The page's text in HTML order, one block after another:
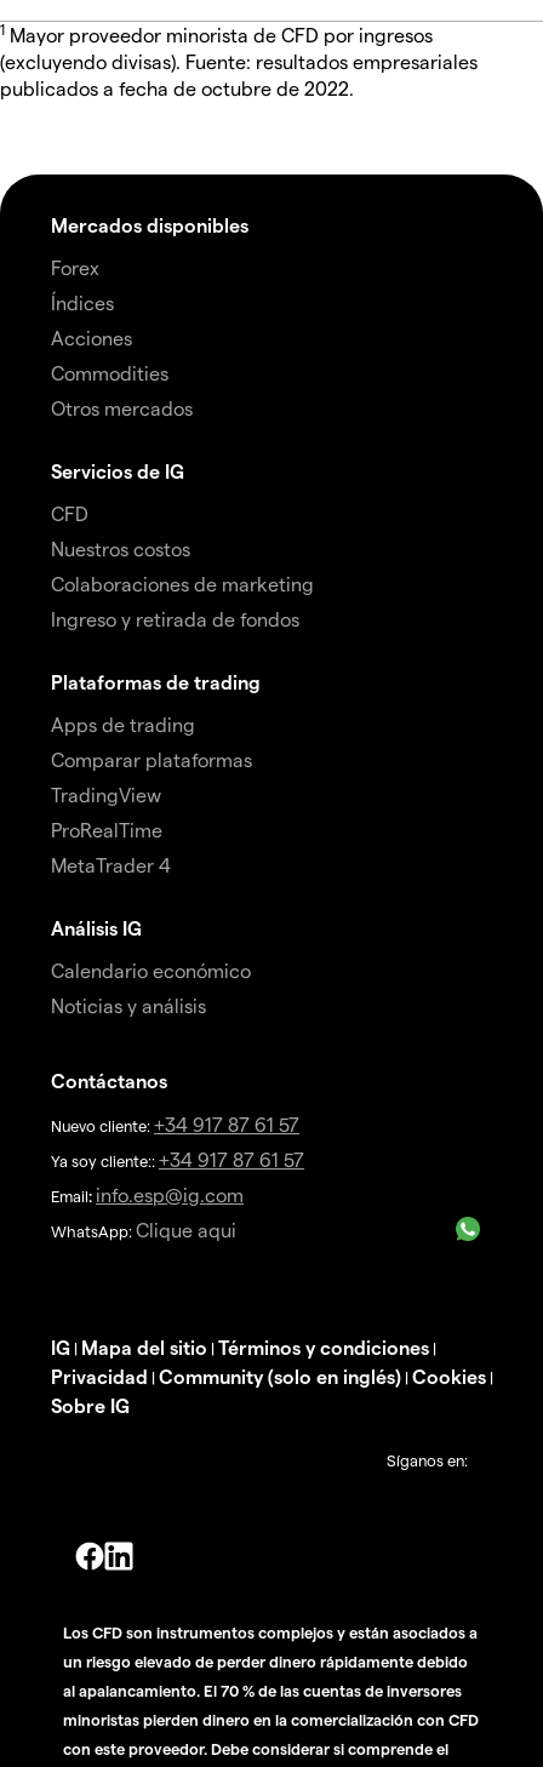
1 Mayor proveedor minorista de CFD por ingresos
(excluyendo divisas). Fuente: resultados empresariales
publicados a fecha de octubre de 2022.
Mercados disponibles
Forex
Índices
Acciones
Commodities
Otros mercados
Servicios de IG
CFD
Nuestros costos
Colaboraciones de marketing
Ingreso y retirada de fondos
Plataformas de trading
Apps de trading
Comparar plataformas
TradingView
ProRealTime
MetaTrader 4
Análisis IG
Calendario económico
Noticias y análisis
Contáctanos
Nuevo cliente: +34 917 87 61 57
Ya soy cliente:: +34 917 87 61 57
Email: info.esp@ig.com
WhatsApp: Clique aqui
IG | Mapa del sitio | Términos y condiciones |
Privacidad | Community (solo en inglés) | Cookies |
Sobre IG
Síganos en:
Los CFD son instrumentos complejos y están asociados a
un riesgo elevado de perder dinero rápidamente debido
al apalancamiento. El 70 % de las cuentas de inversores
minoristas pierden dinero en la comercialización con CFD
con este proveedor. Debe considerar si comprende el